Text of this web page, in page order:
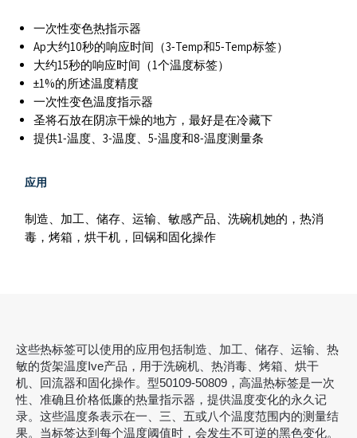
一次性变色热指示器
Ap大约10秒的响应时间（3-Temp和5-Temp标签）
大约15秒的响应时间（1个温度标签）
±1%的所述温度精度
一次性变色温度指示器
圣将石放在阴凉干燥的地方，最好是在冷藏下
提供1-温度、3-温度、5-温度和8-温度测量条
应用
制造、加工、储存、运输、敏感产品、洗碗机她的，热消
毒，烤箱，烘干机，回锅和固化操作
这些热标签可以使用的应用包括制造、加工、储存、运输、热
敏的货架温度Ive产品，用于洗碗机、热消毒、烤箱、烘干
机、回流器和固化操作。型50109-50809，高温热标签是一次
性、准确且价格低廉的热量指示器，提供温度变化的永久记
录。这些温度条表示在一、三、五或八个温度范围内的测量结
果。当标签达到每个温度阈值时，会发生不可逆的黑色变化。